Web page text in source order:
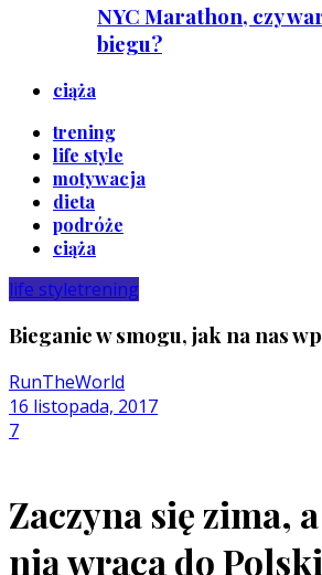
NYC Marathon, czy
biegu?
ciąża
trening
life style
motywacja
dieta
podróże
ciąża
life styletrening
Bieganie w smogu, jak na nas
RunTheWorld
16 listopada, 2017
7
Zaczyna się zima,
nią wraca do